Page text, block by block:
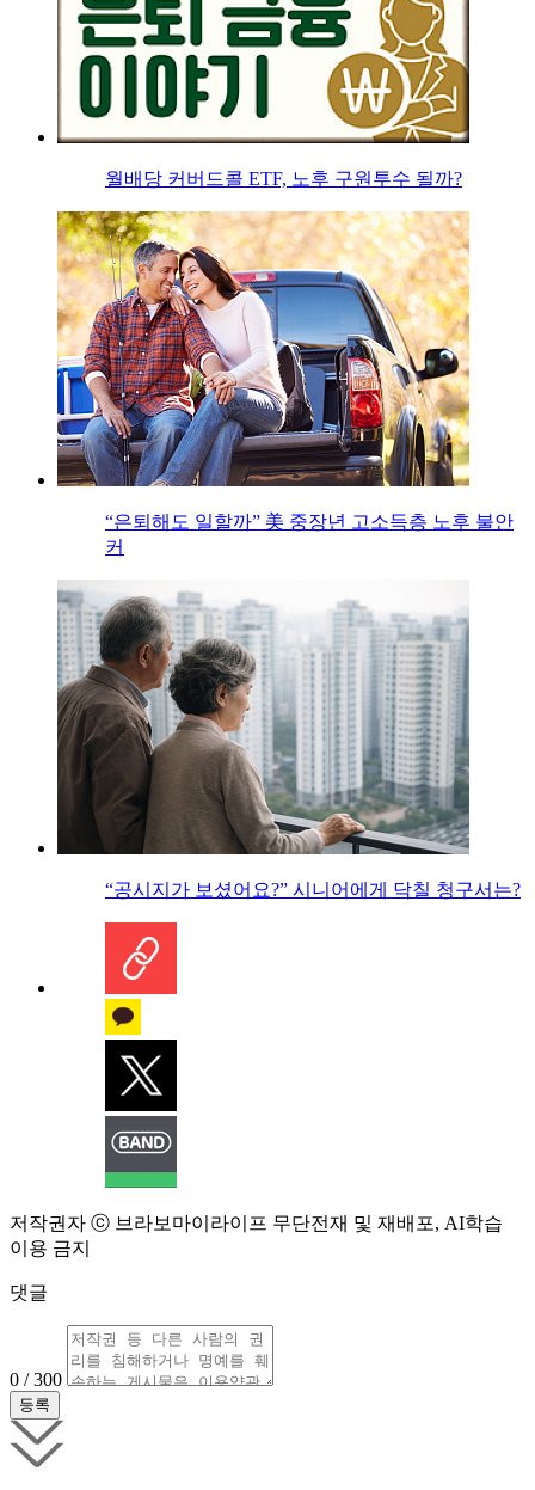
월배당 커버드콜 ETF, 노후 구원투수 될까?
“은퇴해도 일할까” 美 중장년 고소득층 노후 불안
커
“공시지가 보셨어요?” 시니어에게 닥칠 청구서는?
저작권자 ⓒ 브라보마이라이프 무단전재 및 재배포, AI학습
이용 금지
댓글
0 / 300